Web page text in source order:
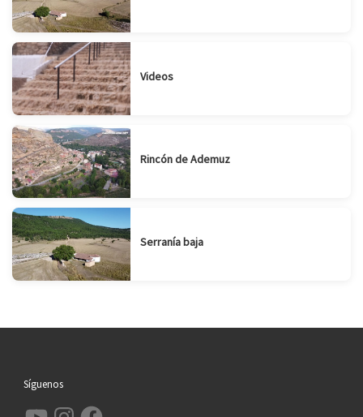
Videos
Rincón de Ademuz
Serranía baja
Síguenos
YouTube InstagramFacebook